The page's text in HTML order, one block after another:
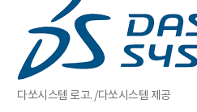
다쏘시스템 로고. /다쏘시스템 제공